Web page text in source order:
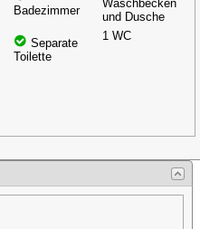
Badezimmer
Waschbecken
und Dusche
Separate
Toilette
1 WC